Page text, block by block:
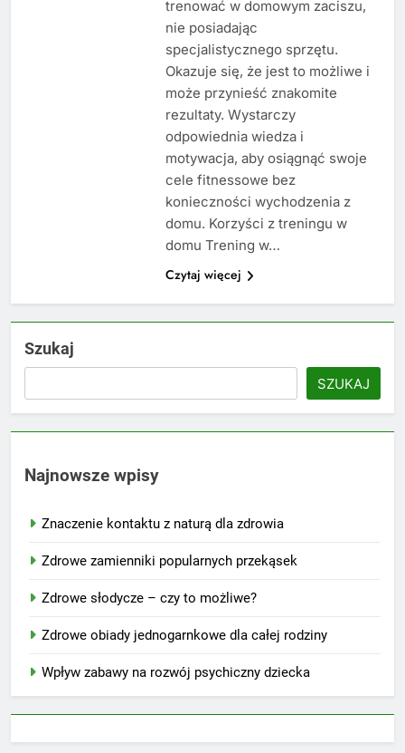
trenować w domowym zaciszu,
nie posiadając
specjalistycznego sprzętu.
Okazuje się, że jest to możliwe i
może przynieść znakomite
rezultaty. Wystarczy
odpowiednia wiedza i
motywacja, aby osiągnąć swoje
cele fitnessowe bez
konieczności wychodzenia z
domu. Korzyści z treningu w
domu Trening w…
Czytaj więcej
Szukaj
SZUKAJ
Najnowsze wpisy
Znaczenie kontaktu z naturą dla zdrowia
Zdrowe zamienniki popularnych przekąsek
Zdrowe słodycze – czy to możliwe?
Zdrowe obiady jednogarnkowe dla całej rodziny
Wpływ zabawy na rozwój psychiczny dziecka